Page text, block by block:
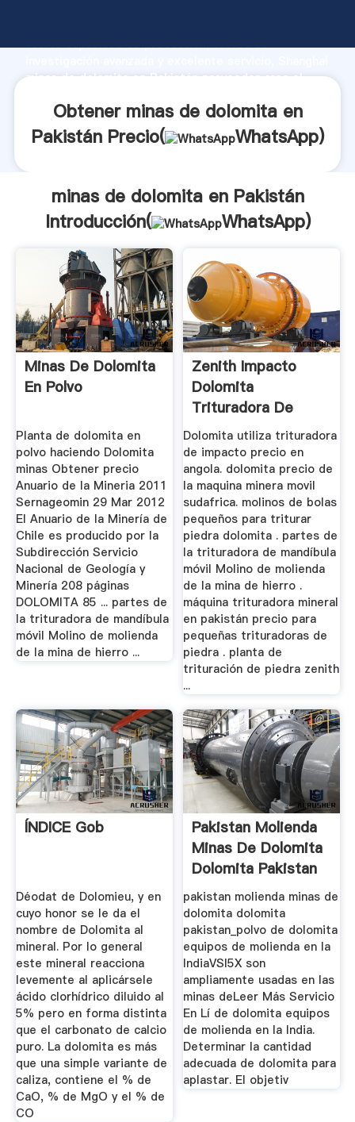
fuerte capacidad de producción, fuerza de
minas de dolomita en Pakistán proveedor crea el
Obtener minas de dolomita en
Pakistán Precio(
WhatsApp)
minas de dolomita en Pakistán
Introducción(
WhatsApp)
Minas De Dolomita
En Polvo
Planta de dolomita en
polvo haciendo Dolomita
minas Obtener precio
Anuario de la Mineria 2011
Sernageomin 29 Mar 2012
El Anuario de la Minería de
Chile es producido por la
Subdirección Servicio
Nacional de Geología y
Minería 208 páginas
DOLOMITA 85 ... partes de
la trituradora de mandíbula
móvil Molino de molienda
de la mina de hierro ...
Zenith Impacto
Dolomita
Trituradora De
Egipto
Dolomita utiliza trituradora
de impacto precio en
angola. dolomita precio de
la maquina minera movil
sudafrica. molinos de bolas
pequeños para triturar
piedra dolomita . partes de
la trituradora de mandíbula
móvil Molino de molienda
de la mina de hierro .
máquina trituradora mineral
en pakistán precio para
pequeñas trituradoras de
piedra . planta de
trituración de piedra zenith
...
ÍNDICE Gob
Déodat de Dolomieu, y en
cuyo honor se le da el
nombre de Dolomita al
mineral. Por lo general
este mineral reacciona
levemente al aplicársele
ácido clorhídrico diluido al
5% pero en forma distinta
que el carbonato de calcio
puro. La dolomita es más
que una simple variante de
caliza, contiene el % de
CaO, % de MgO y el % de
CO
Pakistan Molienda
Minas De Dolomita
Dolomita Pakistan
...
pakistan molienda minas de
dolomita dolomita
pakistan_polvo de dolomita
equipos de molienda en la
IndiaVSI5X son
ampliamente usadas en las
minas deLeer Más Servicio
En Lí de dolomita equipos
de molienda en la India.
Determinar la cantidad
adecuada de dolomita para
aplastar. El objetiv